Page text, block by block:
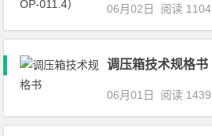
06月02日 阅读 1104
调压箱技术规格书
06月01日 阅读 1439